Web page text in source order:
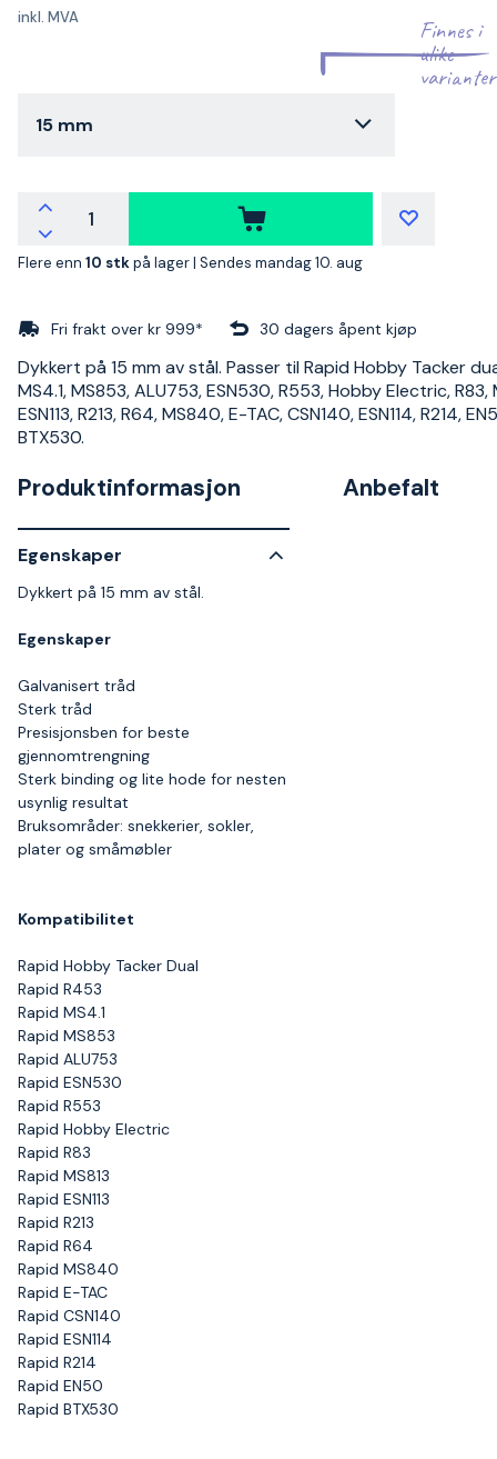
inkl. MVA
Finnes i
ulike
varianter
15 mm
Flere enn 10 stkpå lager | Sendes mandag 10. aug
Fri frakt over kr 999* 30 dagers åpent kjøp
Dykkert på 15 mm av stål. Passer til Rapid Hobby Tacker
MS4.1, MS853, ALU753, ESN530, R553, Hobby Electric, R83,
ESN113, R213, R64, MS840, E-TAC, CSN140, ESN114, R214,
BTX530.
Produktinformasjon
Egenskaper
Dykkert på 15 mm av stål.
Egenskaper
Galvanisert tråd
Sterk tråd
Presisjonsben for beste
gjennomtrengning
Sterk binding og lite hode for nesten
usynlig resultat
Bruksområder: snekkerier, sokler,
plater og småmøbler
Kompatibilitet
Rapid Hobby Tacker Dual
Rapid R453
Rapid MS4.1
Rapid MS853
Rapid ALU753
Rapid ESN530
Rapid R553
Rapid Hobby Electric
Rapid R83
Rapid MS813
Rapid ESN113
Rapid R213
Rapid R64
Rapid MS840
Rapid E-TAC
Rapid CSN140
Rapid ESN114
Rapid R214
Rapid EN50
Rapid BTX530
Anbefalt